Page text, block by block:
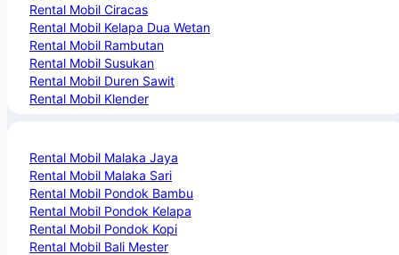
Rental Mobil Ciracas
Rental Mobil Kelapa Dua Wetan
Rental Mobil Rambutan
Rental Mobil Susukan
Rental Mobil Duren Sawit
Rental Mobil Klender
Rental Mobil Malaka Jaya
Rental Mobil Malaka Sari
Rental Mobil Pondok Bambu
Rental Mobil Pondok Kelapa
Rental Mobil Pondok Kopi
Rental Mobil Bali Mester